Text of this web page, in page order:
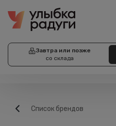
Завтра или позже
со склада
Список брендов